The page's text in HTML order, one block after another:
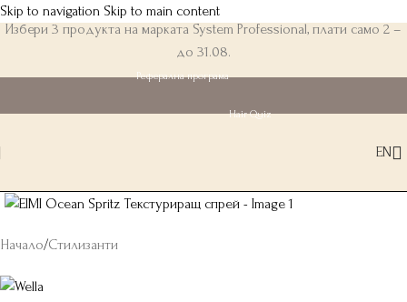
Skip to navigation Skip to main content
Избери 3 продукта на марката System Professional, плати само 2 –
до 31.08.
Реферална програма
Hair Quiz
EN
Начало/Стилизанти